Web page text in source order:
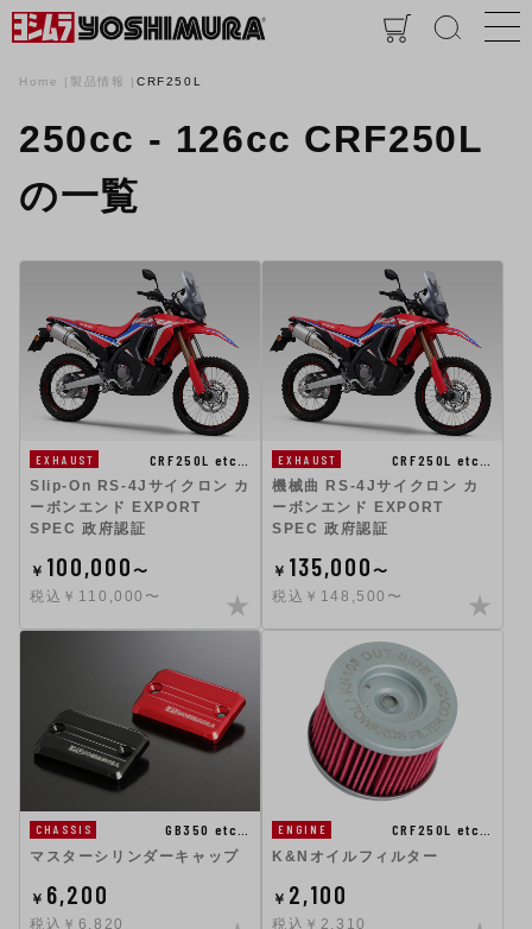
Home 製品情報 CRF250L
250cc - 126cc CRF250L
の一覧
EXHAUST
CRF250L etc…
Slip-On RS-4Jサイクロン カ
ーボンエンド EXPORT
SPEC 政府認証
￥ 100,000〜
税込￥110,000〜
EXHAUST
CRF250L etc…
機械曲 RS-4Jサイクロン カ
ーボンエンド EXPORT
SPEC 政府認証
￥ 135,000〜
税込￥148,500〜
CHASSIS
GB350 etc…
マスターシリンダーキャップ
￥ 6,200
税込￥6,820
ENGINE
CRF250L etc…
K&Nオイルフィルター
￥ 2,100
税込￥2,310